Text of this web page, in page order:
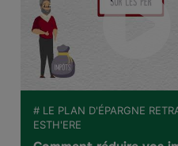
# LE PLAN D'ÉPARGNE
ESTH'ERE